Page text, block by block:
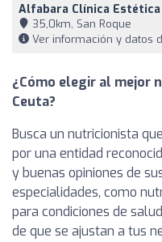
Alfabara Clínica Estética
35,0km, San Roque
Ver información y datos
¿Cómo elegir al mejor
Ceuta?
Busca un nutricionista
por una entidad
y buenas opiniones de
especialidades, como
para condiciones de
de que se ajustan a tus